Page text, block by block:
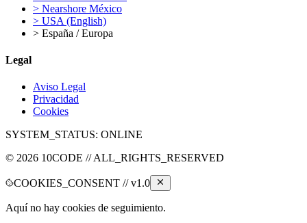
> Nearshore México
> USA (English)
> España / Europa
Legal
Aviso Legal
Privacidad
Cookies
SYSTEM_STATUS: ONLINE
© 2026 10CODE // ALL_RIGHTS_RESERVED
COOKIES_CONSENT // v1.0
Aquí no hay cookies de seguimiento.